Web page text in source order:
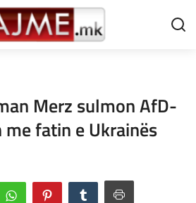
Merz sulmon AfD-
me fatin e Ukrainës